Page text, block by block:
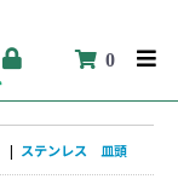
0
| ステンレス 皿頭